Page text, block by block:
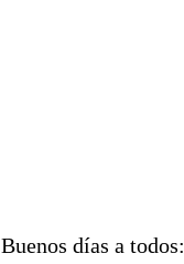
Buenos días a todos: